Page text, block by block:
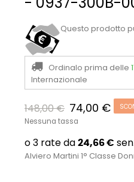
Questo prodotto
Ordinalo prima delle
Internazionale
148,00 € 74,00 €
Nessuna tassa
Alviero Martini 1° Classe